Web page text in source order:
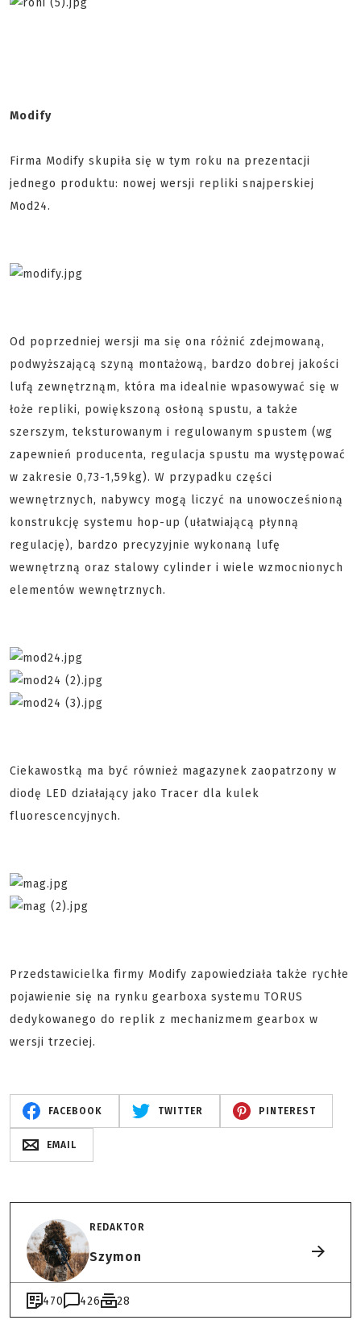
Modify
Firma Modify skupiła się w tym roku na prezentacji
jednego produktu: nowej wersji repliki snajperskiej
Mod24.
Od poprzedniej wersji ma się ona różnić zdejmowaną,
podwyższającą szyną montażową, bardzo dobrej jakości
lufą zewnętrznąm, która ma idealnie wpasowywać się w
łoże repliki, powiększoną osłoną spustu, a także
szerszym, teksturowanym i regulowanym spustem (wg
zapewnień producenta, regulacja spustu ma występować
w zakresie 0,73-1,59kg). W przypadku części
wewnętrznych, nabywcy mogą liczyć na unowocześnioną
konstrukcję systemu hop-up (ułatwiającą płynną
regulację), bardzo precyzyjnie wykonaną lufę
wewnętrzną oraz stalowy cylinder i wiele wzmocnionych
elementów wewnętrznych.
Ciekawostką ma być również magazynek zaopatrzony w
diodę LED działający jako Tracer dla kulek
fluorescencyjnych.
Przedstawicielka firmy Modify zapowiedziała także rychłe
pojawienie się na rynku gearboxa systemu TORUS
dedykowanego do replik z mechanizmem gearbox w
wersji trzeciej.
FACEBOOK TWITTER PINTEREST
EMAIL
REDAKTOR
Szymon
470 426 28